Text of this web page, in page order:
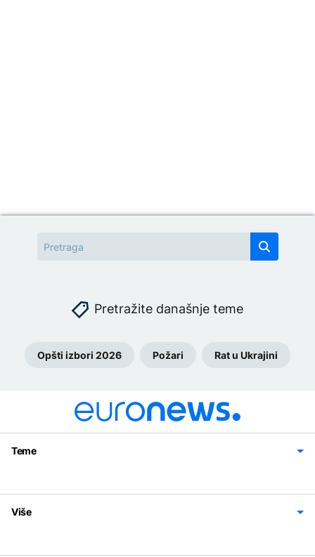
Pretražite današnje teme
Opšti izbori 2026 Požari Rat u Ukrajini
Teme
Svijet
Sport
Magazin
Više